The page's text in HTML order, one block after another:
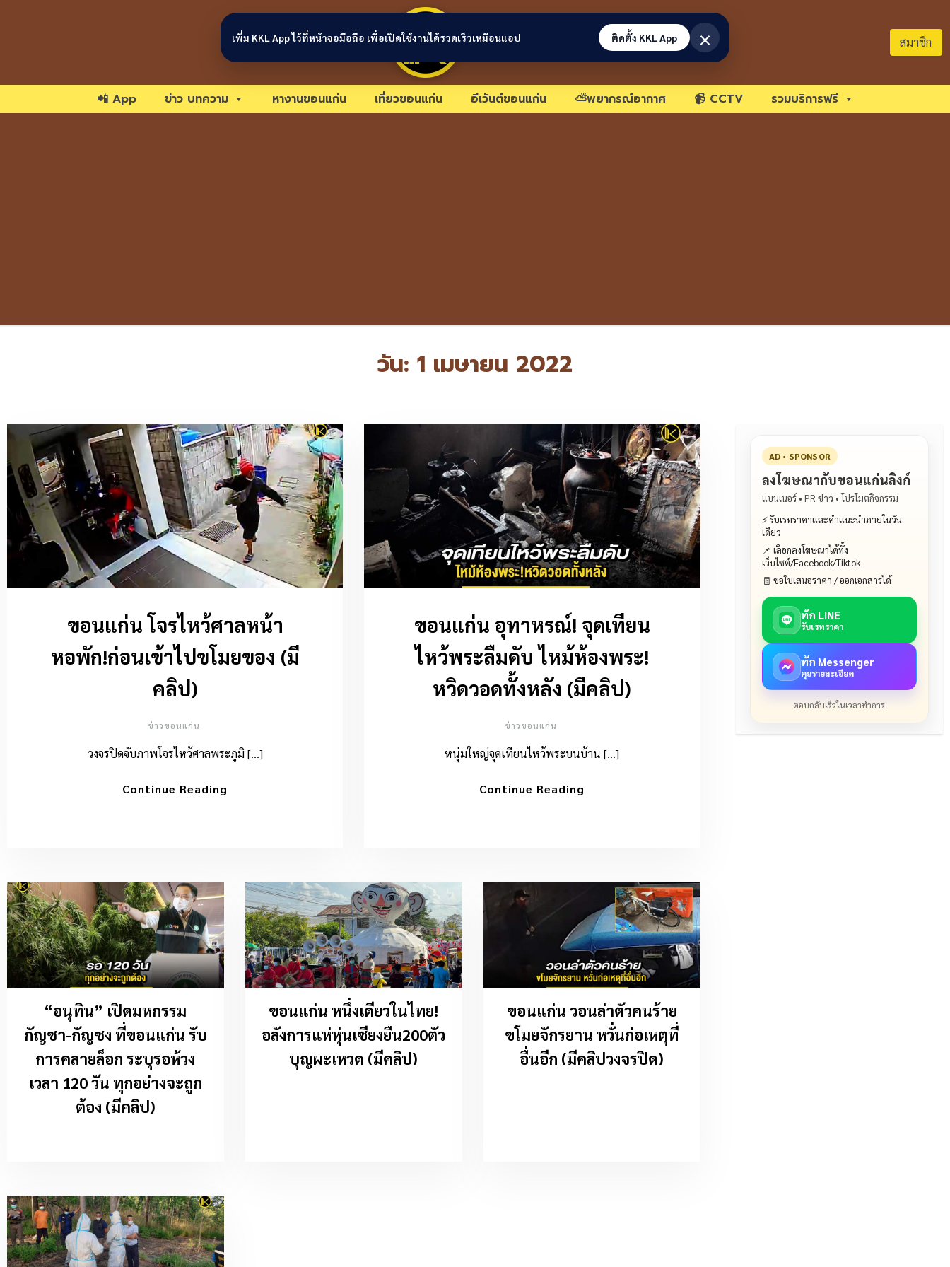
ขอนแก่นลิงก์ สมาชิก
📲 App ข่าว บทความ หางานขอนแก่น เที่ยวขอนแก่น อีเว้นต์ขอนแก่น ⛅พยากรณ์อากาศ 📹 CCTV รวมบริการฟรี
วัน: 1 เมษายน 2022
ขอนแก่น โจรไหว้ศาลหน้า
หอพัก!ก่อนเข้าไปขโมยของ (มี
คลิป)
ข่าวขอนแก่น
วงจรปิดจับภาพโจรไหว้ศาลพระภูมิ […]
Continue Reading
ขอนแก่น อุทาหรณ์! จุดเทียน
ไหว้พระลืมดับ ไหม้ห้องพระ!
หวิดวอดทั้งหลัง (มีคลิป)
ข่าวขอนแก่น
หนุ่มใหญ่จุดเทียนไหว้พระบนบ้าน […]
Continue Reading
“อนุทิน” เปิดมหกรรม
กัญชา-กัญชง ที่ขอนแก่น รับ
การคลายล็อก ระบุรอห้วง
เวลา 120 วัน ทุกอย่างจะถูก
ต้อง (มีคลิป)
ขอนแก่น หนึ่งเดียวในไทย!
อลังการแห่หุ่นเซียงยืน200ตัว
บุญผะเหวด (มีคลิป)
ขอนแก่น วอนล่าตัวคนร้าย
ขโมยจักรยาน หวั่นก่อเหตุที่
อื่นอีก (มีคลิปวงจรปิด)
AD • SPONSOR
ลงโฆษณากับขอนแก่นลิงก์
แบนเนอร์ • PR ข่าว • โปรโมตกิจกรรม
⚡ รับเรทราคาและคำแนะนำภายในวัน
เดียว
📌 เลือกลงโฆษณาได้ทั้ง
เว็บไซต์/Facebook/Tiktok
🧾 ขอใบเสนอราคา / ออกเอกสารได้
ทัก LINE
รับเรทราคา
ทัก Messenger
คุยรายละเอียด
ตอบกลับเร็วในเวลาทำการ
เพิ่ม KKL App ไว้ที่หน้าจอมือถือ เพื่อเปิดใช้งานได้รวดเร็วเหมือนแอป ติดตั้ง KKL App ×